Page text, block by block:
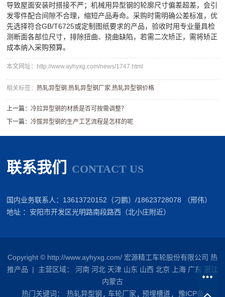
导致屋面安装时搭接不严；机械用异型钢的轮廓尺寸偏差超差，会引
发零件配合间隙不合理，缩短产品寿命。采购时需明确公差标准，优
先选择符合GB/T6725或定制图纸要求的产品，验收时用专业量具检
测断面各部位尺寸，排除扭曲、挠曲缺陷，若需二次矫正，需将矫正
成本纳入采购预算。
本文网址：http://www.ayhyxg.com/news/1747.html
相关标签：热轧异型钢,热轧异型钢厂家,​热轧异型钢价格
上一篇：​冷拉异型钢的材质是否可按需调整？
下一篇：​冷拔异型钢的生产工艺流程是怎样的呢
联系我们 CONTACT US
国内业务联系人：13613720152（刁鹏）/18623728078 （邢伟）
地址 ：安阳市开发区光明路南段路西（北小庄附近）
Copyright © http://www.ayhyxg.com/ 宏源精工车轮股份有限公司 热
推产品 | 主营区域： 河南 河北 天津 山东 山西 北京 上海 广东 浙江
内蒙古
热门关键词：
热轧异型钢 车轮厂家 预埋槽道 豫ICP备